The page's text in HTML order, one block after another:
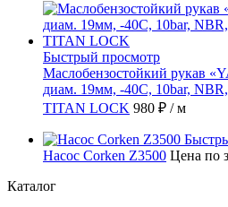
Быстрый просмотр
Маслобензостойкий рукав
диам. 19мм, -40C, 10bar,
TITAN LOCK 980 ₽ / м
Насос Corken Z3500 Цена по
Каталог